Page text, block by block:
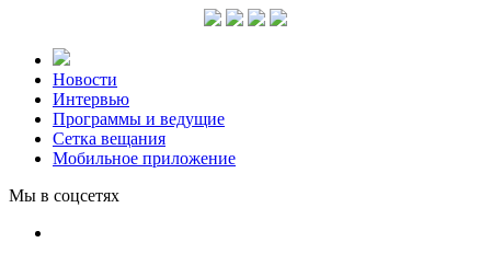
Новости
Интервью
Программы и ведущие
Сетка вещания
Мобильное приложение
Мы в соцсетях